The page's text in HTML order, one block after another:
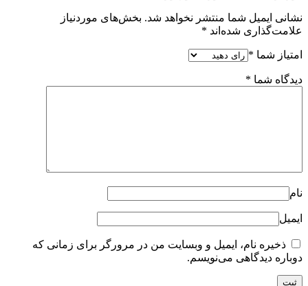
نشانی ایمیل شما منتشر نخواهد شد. بخش‌های موردنیاز
علامت‌گذاری شده‌اند *
امتیاز شما *
دیدگاه شما *
نام
ایمیل
ذخیره نام، ایمیل و وبسایت من در مرورگر برای زمانی که
دوباره دیدگاهی می‌نویسم.